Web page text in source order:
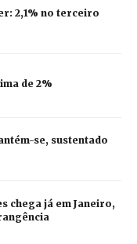
2,1% no terceiro
de 2%
se, sustentado
chega já em Janeiro,